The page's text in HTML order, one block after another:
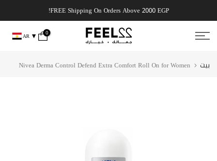
إلى
المحتوى
FREE Shipping On Orders Above 2000 EGP!
0
AR
بيت Nivea Derma Control Defend Extra Comfort Roll On for Women